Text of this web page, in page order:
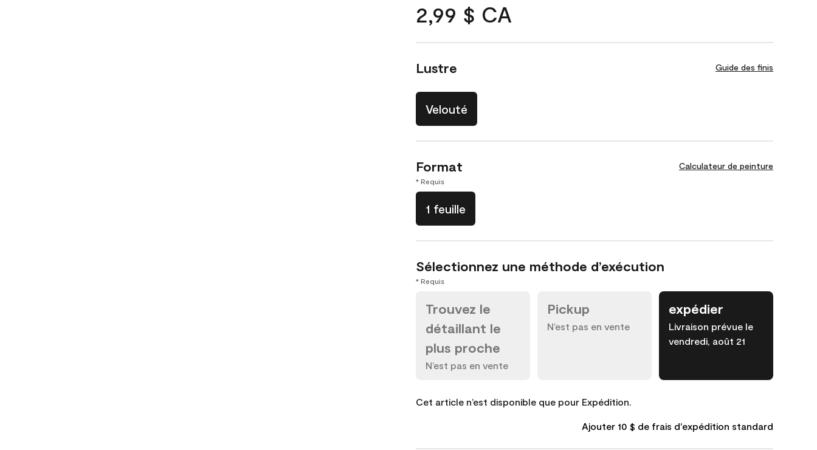
2,99 $ CA
Lustre Guide des finis
Velouté
Format Calculateur de peinture
* Requis
1 feuille
Sélectionnez une méthode d’exécution
* Requis
Trouvez le
détaillant le
plus proche
N’est pas en vente
Pickup
N’est pas en vente
expédier
Livraison prévue le
vendredi, août 21
Cet article n’est disponible que pour Expédition.
Ajouter 10 $ de frais d'expédition standard